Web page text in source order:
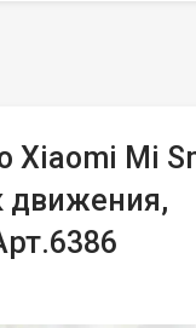
Xiaomi Mi
движения,